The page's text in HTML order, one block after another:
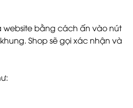
bằng cách ấn vào nút
Shop sẽ gọi xác nhận và